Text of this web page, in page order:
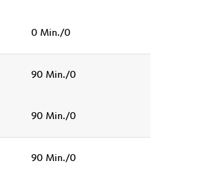
0 Min./0
90 Min./0
90 Min./0
90 Min./0